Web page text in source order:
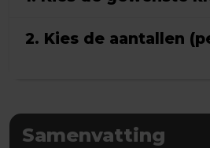
2. Kies de aantallen
Samenvatting